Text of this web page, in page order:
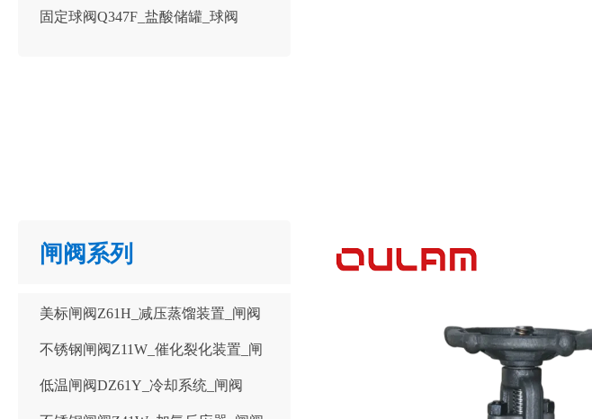
固定球阀Q347F_盐酸储罐_球阀
闸阀系列
美标闸阀Z61H_减压蒸馏装置_闸阀
不锈钢闸阀Z11W_催化裂化装置_闸
阀
低温闸阀DZ61Y_冷却系统_闸阀